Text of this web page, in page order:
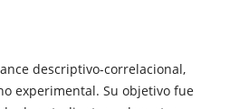
descriptivo-correlacional,
experimental. Su objetivo fue